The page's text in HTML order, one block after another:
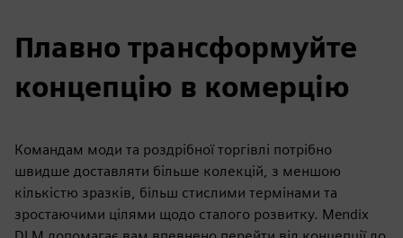
Плавно трансформуйте
концепцію в комерцію
Командам моди та роздрібної торгівлі потрібно
швидше доставляти більше колекцій, з меншою
кількістю зразків, більш стислими термінами та
зростаючими цілями щодо сталого розвитку. Mendix